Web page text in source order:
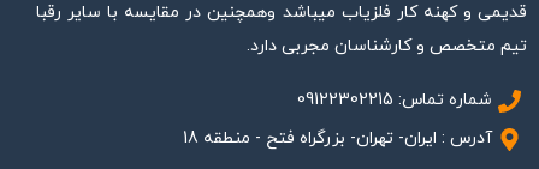
قدیمی و کهنه کار فلزیاب میباشد وهمچنین در مقایسه با سایر رقبا
تیم متخصص و کارشناسان مجربی دارد.
شماره تماس: 09122302215
آدرس : ایران- تهران- بزرگراه فتح - منطقه 18